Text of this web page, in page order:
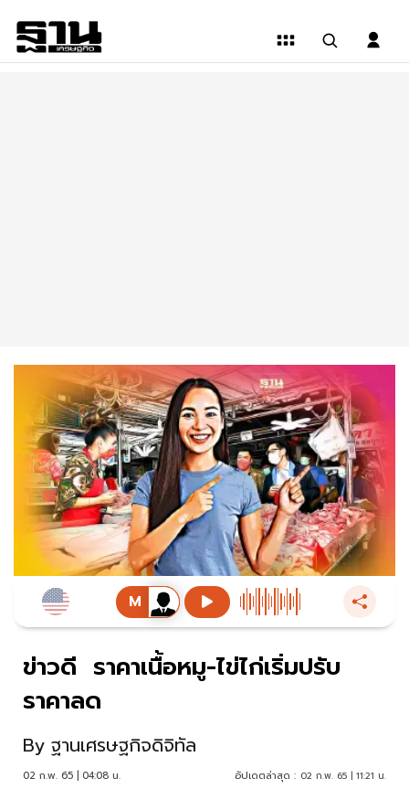
ข่าวดี ราคาเนื้อหมู-ไข่ไก่เริ่มปรับ
ราคาลด
By ฐานเศรษฐกิจดิจิทัล
02 ก.พ. 65 | 04:08 น. อัปเดตล่าสุด : 02 ก.พ. 65 | 11:21 น.